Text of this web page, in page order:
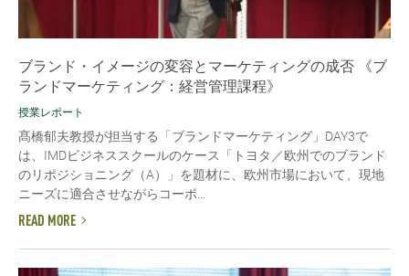
ブランド・イメージの変容とマーケティングの成否 《ブ
ランドマーケティング：経営管理課程》
授業レポート
髙橋郁夫教授が担当する「ブランドマーケティング」DAY3で
は、IMDビジネススクールのケース「トヨタ／欧州でのブランド
のリポジショニング（A）」を題材に、欧州市場において、現地
ニーズに適合させながらコーポ...
READ MORE